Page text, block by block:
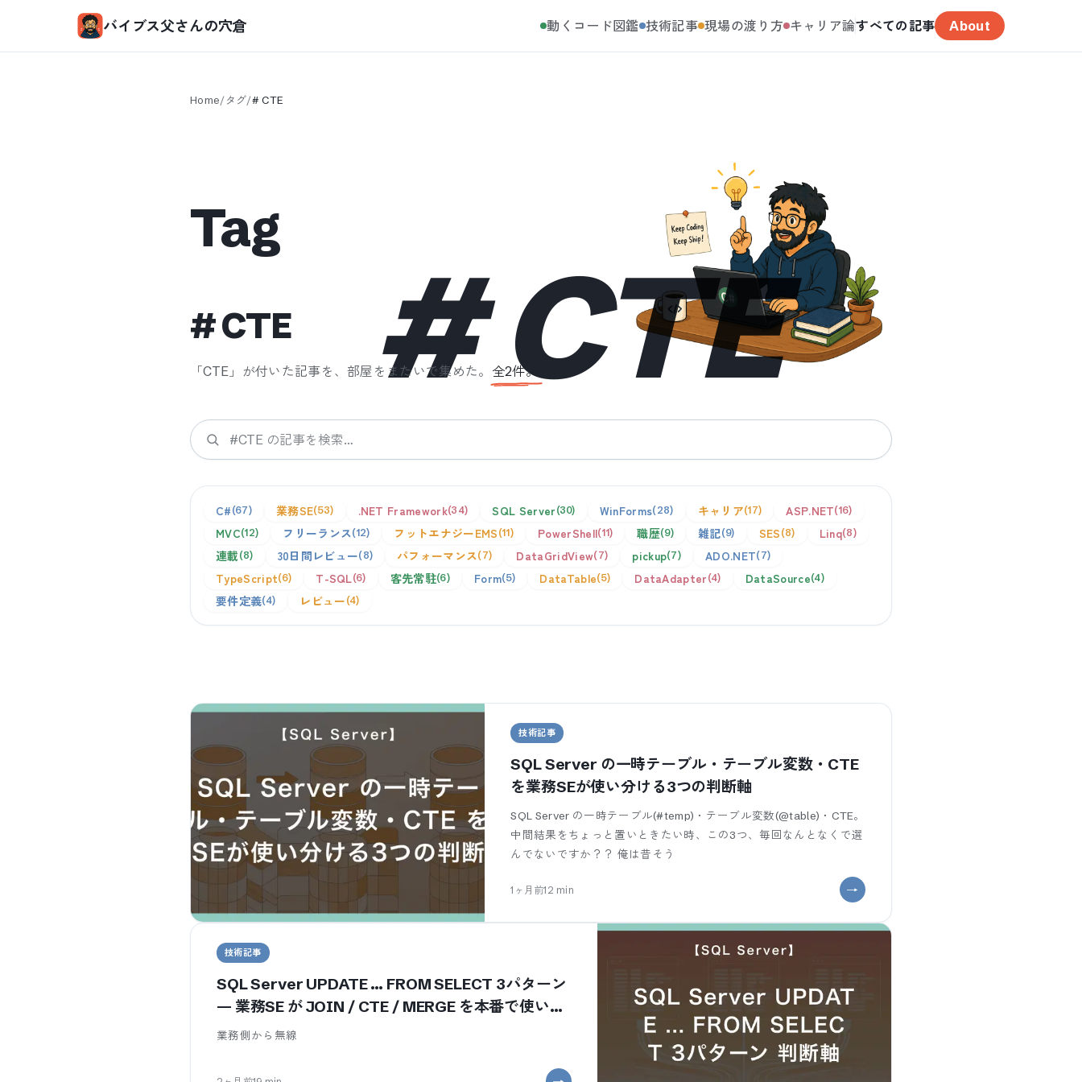
バイブス父さんの穴倉 動くコード図鑑 技術記事 現場の渡り方 キャリア論すべての記事 About
Home/タグ/#CTE
#CTE
Tag
#CTE
「CTE 」が付いた記事を、部屋をまたいで集めた。 全2件。
検索
C# 67 業務SE 53 .NET Framework 34 SQL Server 30 WinForms 28 キャリア 17 ASP.NET 16
MVC 12 フリーランス 12 フットエナジーEMS 11 PowerShell 11 職歴 9 雑記 9 SES 8 Linq 8
連載 8 30日間レビュー 8 パフォーマンス 7 DataGridView 7 pickup 7 ADO.NET 7
TypeScript 6 T-SQL 6 客先常駐 6 Form 5 DataTable 5 DataAdapter 4 DataSource 4
要件定義 4 レビュー 4
技術記事
SQL Server の一時テーブル・テーブル変数・CTE
を業務SEが使い分ける3つの判断軸
SQL Server の一時テーブル(#temp)・テーブル変数(@table)・CTE。
中間結果をちょっと置いときたい時、この3つ、毎回なんとなくで選
んでないですか？？ 俺は昔そう
1ヶ月前12 min
技術記事
SQL Server UPDATE … FROM SELECT 3パターン
— 業務SE が JOIN / CTE / MERGE を本番で使い分
ける判断軸
業務側から無線